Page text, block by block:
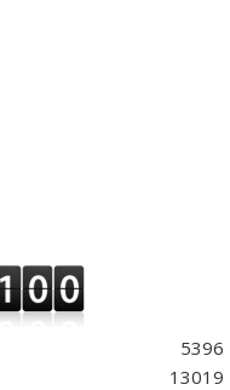
5396
13019